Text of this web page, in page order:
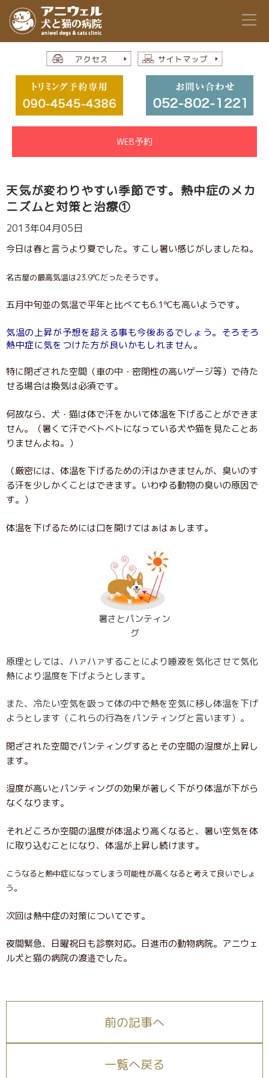
WEB予約
天気が変わりやすい季節です。熱中症のメカ
ニズムと対策と治療①
2013年04月05日
今日は春と言うより夏でした。すこし暑い感じがしましたね。
名古屋の最高気温は23.9℃だったそうです。
五月中旬並の気温で平年と比べても6.1℃も高いようです。
気温の上昇が予想を超える事も今後あるでしょう。そろそろ
熱中症に気をつけた方が良いかもしれません。
特に閉ざされた空間（車の中・密閉性の高いゲージ等）で待た
せる場合は換気は必須です。
何故なら、犬・猫は体で汗をかいて体温を下げることができま
せん。（暑くて汗でベトベトになっている犬や猫を見たことあ
りませんよね。）
（厳密には、体温を下げるための汗はかきませんが、臭いのす
る汗を少しかくことはできます。いわゆる動物の臭いの原因で
す。）
体温を下げるためには口を開けてはぁはぁします。
暑さとパンティン
グ
原理としては、ハァハァすることにより唾液を気化させて気化
熱により温度を下げようとします。
また、冷たい空気を吸って体の中で熱を空気に移し体温を下げ
ようとします（これらの行為をパンティングと言います）。
閉ざされた空間でパンティングするとその空間の湿度が上昇し
ます。
湿度が高いとパンティングの効果が著しく下がり体温が下がら
なくなります。
それどころか空間の温度が体温より高くなると、暑い空気を体
に取り込むことになり、体温が上昇し続けます。
こうなると熱中症になってしまう可能性が高くなると考えて良いでしょ
う。
次回は熱中症の対策についてです。
夜間緊急、日曜祝日も診察対応。日進市の動物病院。アニウェ
ル犬と猫の病院の渡邉でした。
前の記事へ
一覧へ戻る